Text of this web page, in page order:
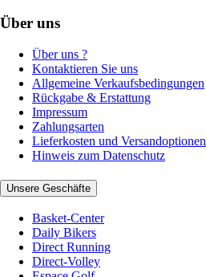
Über uns
Über uns ?
Kontaktieren Sie uns
Allgemeine Verkaufsbedingungen
Rückgabe & Erstattung
Impressum
Zahlungsarten
Lieferkosten und Versandoptionen
Hinweis zum Datenschutz
Unsere Geschäfte
Basket-Center
Daily Bikers
Direct Running
Direct-Volley